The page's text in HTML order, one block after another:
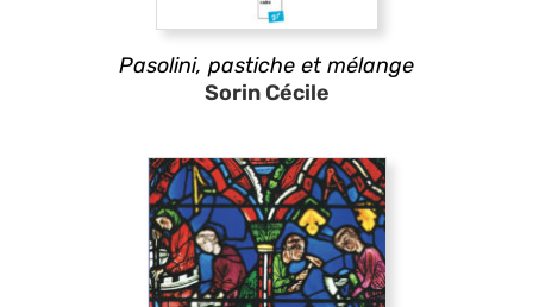
Pasolini, pastiche et mélange
Sorin Cécile